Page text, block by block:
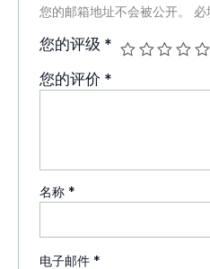
您的邮箱地址不会被公开。 必
您的评级 *
您的评价 *
名称 *
电子邮件 *